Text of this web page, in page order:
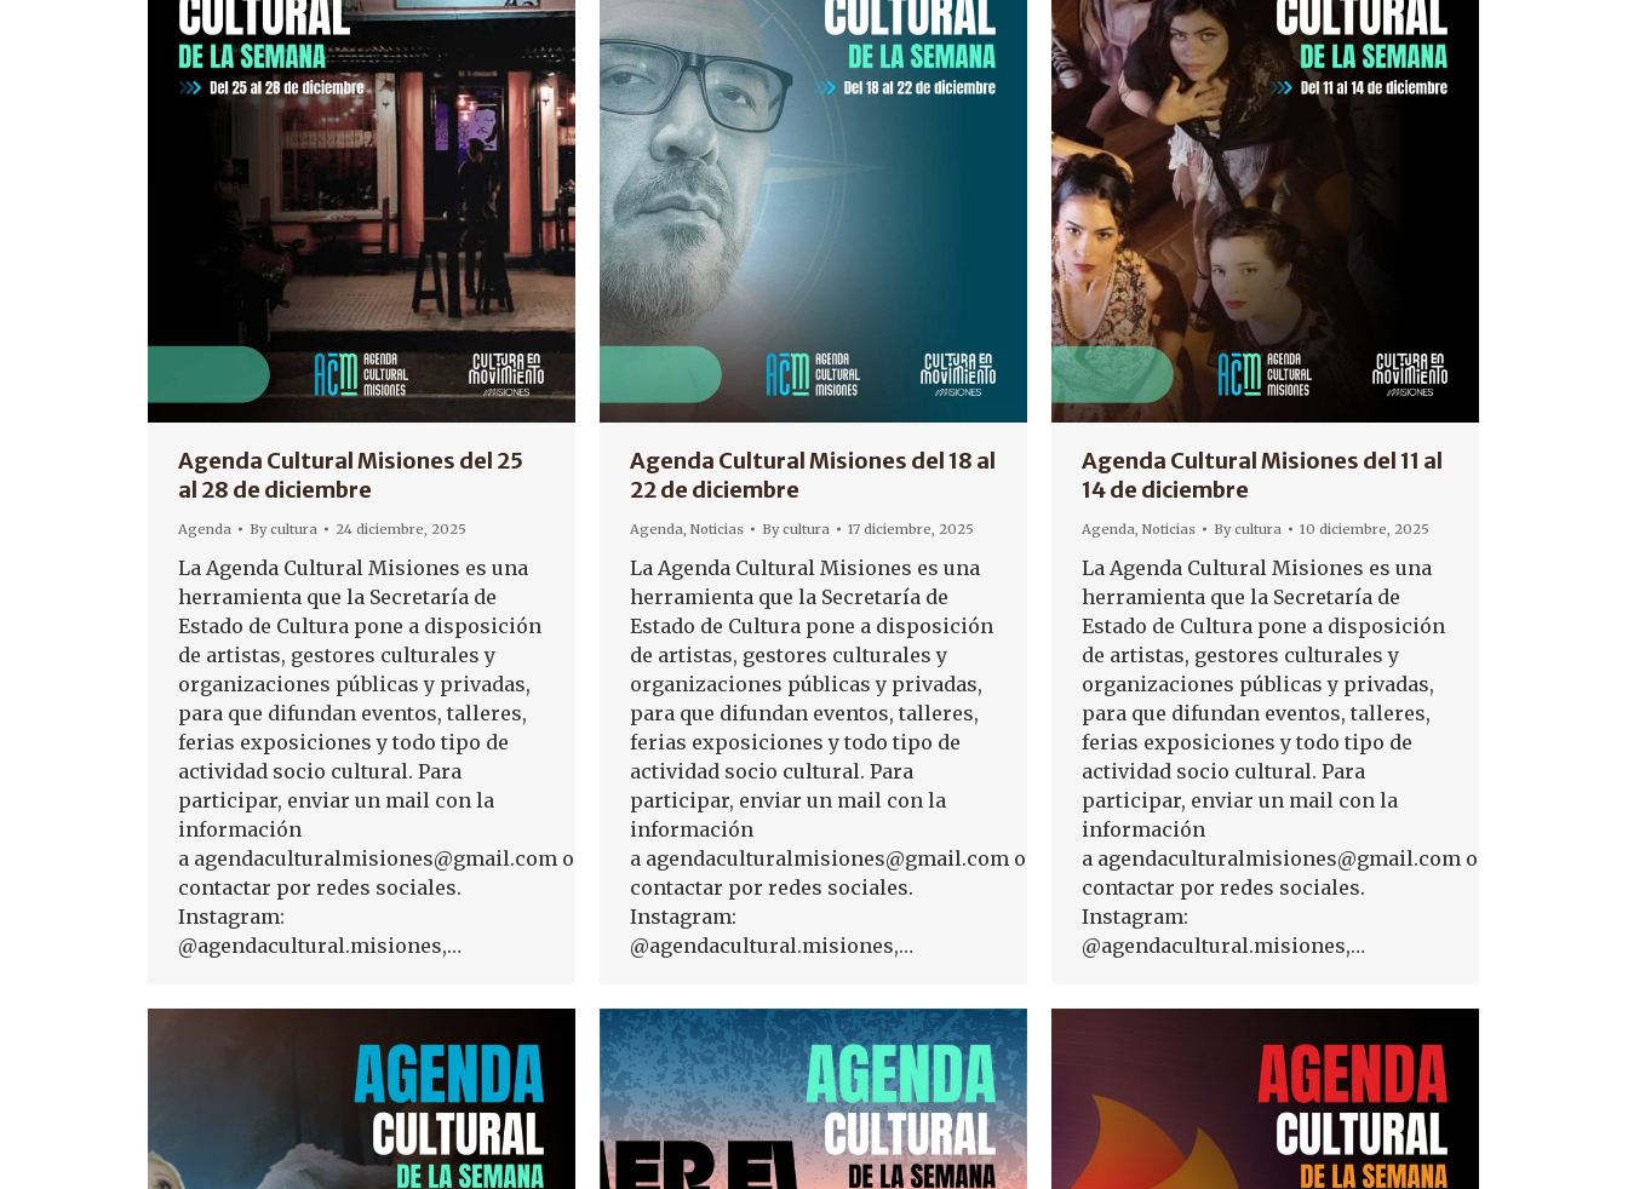
Agenda Cultural Misiones del 25
al 28 de diciembre
Agenda Bycultura 24 diciembre, 2025
La Agenda Cultural Misiones es una
herramienta que la Secretaría de
Estado de Cultura pone a disposición
de artistas, gestores culturales y
organizaciones públicas y privadas,
para que difundan eventos, talleres,
ferias exposiciones y todo tipo de
actividad socio cultural. Para
participar, enviar un mail con la
información
a agendaculturalmisiones@gmail.com o
contactar por redes sociales.
Instagram:
@agendacultural.misiones,…
Agenda Cultural Misiones del 18 al
22 de diciembre
Agenda, Noticias Bycultura 17 diciembre, 2025
La Agenda Cultural Misiones es una
herramienta que la Secretaría de
Estado de Cultura pone a disposición
de artistas, gestores culturales y
organizaciones públicas y privadas,
para que difundan eventos, talleres,
ferias exposiciones y todo tipo de
actividad socio cultural. Para
participar, enviar un mail con la
información
a agendaculturalmisiones@gmail.com o
contactar por redes sociales.
Instagram:
@agendacultural.misiones,…
Agenda Cultural Misiones del 11 al
14 de diciembre
Agenda, Noticias Bycultura 10 diciembre, 2025
La Agenda Cultural Misiones es una
herramienta que la Secretaría de
Estado de Cultura pone a disposición
de artistas, gestores culturales y
organizaciones públicas y privadas,
para que difundan eventos, talleres,
ferias exposiciones y todo tipo de
actividad socio cultural. Para
participar, enviar un mail con la
información
a agendaculturalmisiones@gmail.com o
contactar por redes sociales.
Instagram:
@agendacultural.misiones,…